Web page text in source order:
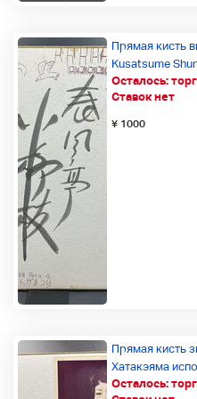
Осталось:
Ставок нет
Прямая кисть
Kusatsume
Manga Festival
Новый товар
¥ 1000
Осталось:
Прямая кисть
Хатакэяма
старых дней